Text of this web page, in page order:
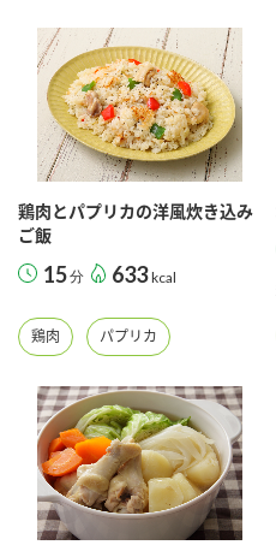
スープ
クイック調味料
炊き込みご飯の素
納豆
味ぽん
ぽん酢
かおりの蔵
つゆ
鍋なび
納豆のサイト
三ツ判山吹
千夜
スペシャルサイト
お酢を知ろう！
すしラボ
企業理念
ミツカンの歴史
ミツカンを知る
環境への取り組み
水の文化センタ
MIM（ミツカン
各部門が大切に
採用情報
ニュースリリース
お客様相談センター
お客様の声をいかしました
販売終了製品のご案内
よくあるご質問
お問い合わせ
鶏肉とパプリカの洋風炊き込み
ご飯
15分 633 kcal
鶏肉 パプリカ